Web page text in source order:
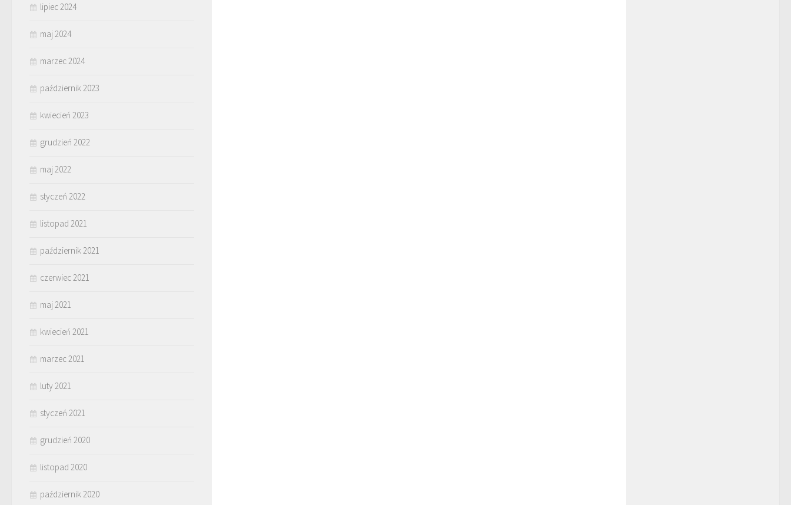
lipiec 2024
maj 2024
marzec 2024
październik 2023
kwiecień 2023
grudzień 2022
maj 2022
styczeń 2022
listopad 2021
październik 2021
czerwiec 2021
maj 2021
kwiecień 2021
marzec 2021
luty 2021
styczeń 2021
grudzień 2020
listopad 2020
październik 2020